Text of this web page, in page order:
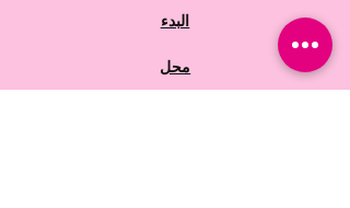
البدء
محل